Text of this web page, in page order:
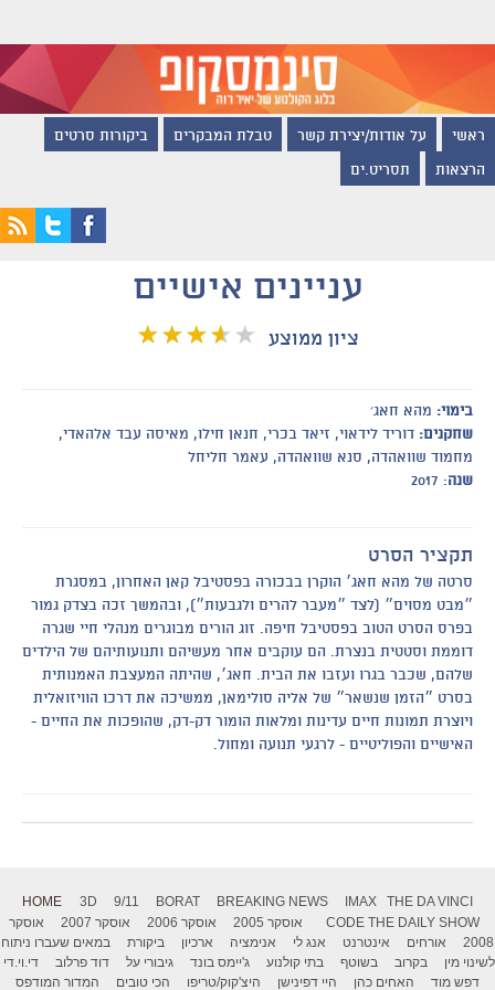
ראשי על אודות/יצירת קשר טבלת המבקרים ביקורות סרטים
הרצאות תסריט.ים
עניינים אישיים
ציון ממוצע
בימוי: מהא חאג׳
שחקנים: דוריד לידאוי, זיאד בכרי, חנאן חילו, מאיסה עבד אלהאדי,
מחמוד שוואהדה, סנא שוואהדה, עאמר חליחל
שנה: 2017
תקציר הסרט
סרטה של מהא חאג׳ הוקרן בבכורה בפסטיבל קאן האחרון, במסגרת
״מבט מסוים״ (לצד ״מעבר להרים ולגבעות״), ובהמשך זכה בצדק גמור
בפרס הסרט הטוב בפסטיבל חיפה. זוג הורים מבוגרים מנהלי חיי שגרה
דוממת וסטטית בנצרת. הם עוקבים אחר מעשיהם ותנועותיהם של הילדים
שלהם, שכבר בגרו ועזבו את הבית. חאג׳, שהיתה המעצבת האמנותית
בסרט ״הזמן שנשאר״ של אליה סולימאן, ממשיכה את דרכו הוויזואלית
ויוצרת תמונות חיים עדינות ומלאות הומור דק-דק, שהופכות את החיים -
האישיים והפוליטיים - לרגעי תנועה ומחול.
HOME 3D 9/11 BORAT BREAKING NEWS IMAX
THE DA VINCI
CODE THE DAILY SHOW אוסקר 2005 אוסקר 2006 אוסקר 2007
אוסקר
2008
אורחים אינטרנט אנג לי אנימציה ארכיון ביקורת
במאים שעברו ניתוח
לשינוי מין
בקרוב בשוטף בתי קולנוע ג'יימס בונד גיבורי על דוד פרלוב
די.וי.די
דפש מוד
האחים כהן היי דפינישן היצ'קוק/טריפו הכי טובים המדור המודפס